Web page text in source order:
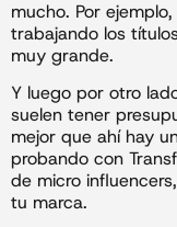
mucho. Por
trabajando los
muy grande.
Y luego por otro
suelen tener
mejor que ahí hay
probando con
de micro
tu marca.